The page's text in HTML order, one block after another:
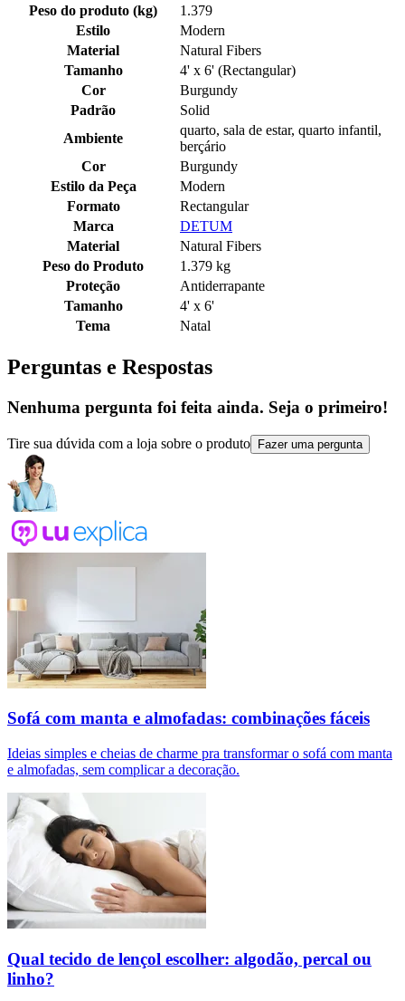
Peso do produto (kg)
1.379
Estilo
Modern
Material
Natural Fibers
Tamanho
4' x 6' (Rectangular)
Cor
Burgundy
Padrão
Solid
Ambiente
quarto, sala de estar, quarto infantil,
berçário
Cor
Burgundy
Estilo da Peça
Modern
Formato
Rectangular
Marca
DETUM
Material
Natural Fibers
Peso do Produto
1.379 kg
Proteção
Antiderrapante
Tamanho
4' x 6'
Tema
Natal
Perguntas e Respostas
Nenhuma pergunta foi feita ainda. Seja o primeiro!
Tire sua dúvida com a loja sobre o produto Fazer uma pergunta
Sofá com manta e almofadas: combinações fáceis
Ideias simples e cheias de charme pra transformar o sofá com manta
e almofadas, sem complicar a decoração.
Qual tecido de lençol escolher: algodão, percal ou
linho?